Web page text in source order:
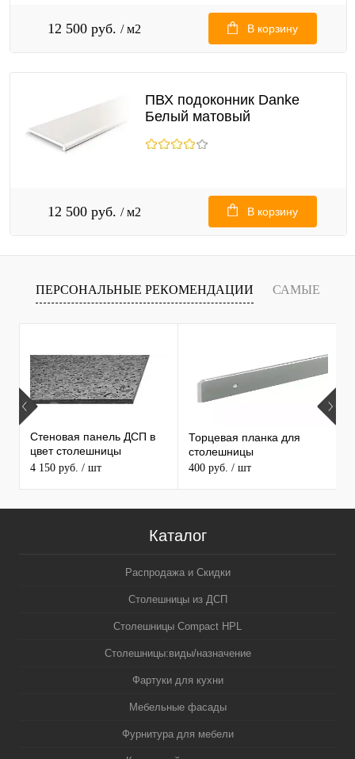
12 500 руб. / м2 В корзину
ПВХ подоконник Danke
Белый матовый
12 500 руб. / м2 В корзину
ПЕРСОНАЛЬНЫЕ РЕКОМЕНДАЦИИ САМЫЕ
ПРОДАВАЕМЫЕ ТОВАРЫ
Стеновая панель ДСП в
цвет столешницы
MAERSS
4 150 руб. / шт
Торцевая планка для
столешницы
400 руб. / шт
Каталог
Распродажа и Скидки
Столешницы из ДСП
Столешницы Compact HPL
Столешницы:виды/назначение
Фартуки для кухни
Мебельные фасады
Фурнитура для мебели